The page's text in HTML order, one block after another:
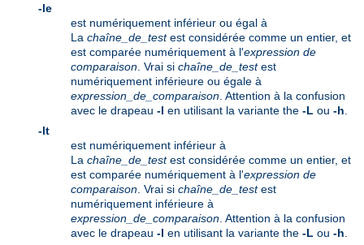
-le
est numériquement inférieur ou égal à
La chaîne_de_testest considérée comme un entier, et
est comparée numériquement à l'expression de
comparaison . Vrai si chaîne_de_testest
numériquement inférieure ou égale à
expression_de_comparaison . Attention à la confusion
avec le drapeau -l en utilisant la variante the -L ou -h
-lt
est numériquement inférieur à
La chaîne_de_testest considérée comme un entier, et
est comparée numériquement à l'expression de
comparaison . Vrai si chaîne_de_testest
numériquement inférieure à
expression_de_comparaison . Attention à la confusion
avec le drapeau -l en utilisant la variante the -L ou -h